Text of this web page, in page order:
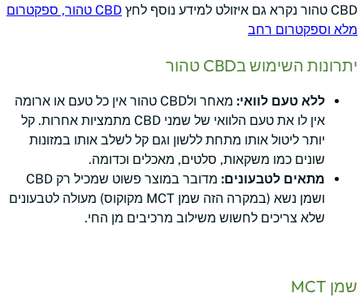
CBD טהור נקרא גם איזולט למידע נוסף לחץ
CBD טהור, ספקטרום
מלא וספקטרום רחב
יתרונות השימוש בCBD טהור
ללא טעם לוואי:
מאחר ולCBD טהור אין כל טעם או ארומה
אין לו את טעם הלוואי של שמני CBD מתמציות אחרות. קל
יותר ליטול אותו מתחת ללשון וגם קל לשלב אותו במזונות
שונים כמו משקאות, סלטים, מאכלים וכדומה.
מתאים לטבעונים:
מדובר במוצר פשוט שמכיל רק CBD
ושמן נשא (במקרה הזה שמן MCT מקוקוס) מעולה לטבעונים
שלא צריכים לחשוש משילוב מרכיבים מן החי.
שמן MCT